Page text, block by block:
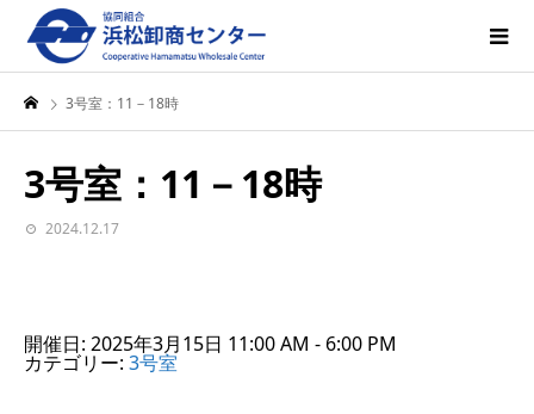
3号室：11－18時
3号室：11－18時
2024.12.17
開催日: 2025年3月15日 11:00 AM - 6:00 PM
カテゴリー: 3号室